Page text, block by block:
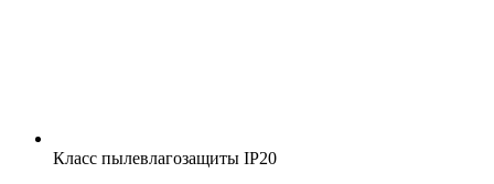
Класс пылевлагозащиты IP20